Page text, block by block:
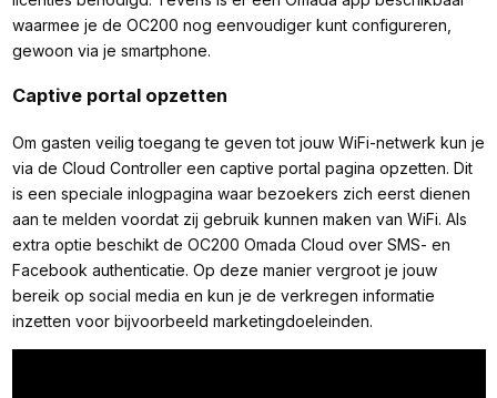
waarmee je de OC200 nog eenvoudiger kunt configureren,
gewoon via je smartphone.
Captive portal opzetten
Om gasten veilig toegang te geven tot jouw WiFi-netwerk kun je
via de Cloud Controller een captive portal pagina opzetten. Dit
is een speciale inlogpagina waar bezoekers zich eerst dienen
aan te melden voordat zij gebruik kunnen maken van WiFi. Als
extra optie beschikt de OC200 Omada Cloud over SMS- en
Facebook authenticatie. Op deze manier vergroot je jouw
bereik op social media en kun je de verkregen informatie
inzetten voor bijvoorbeeld marketingdoeleinden.